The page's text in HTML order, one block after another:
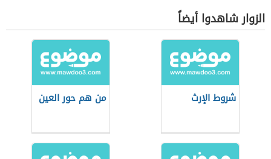
الزوار شاهدوا أيضاً
شروط الإرث من هم حور العين